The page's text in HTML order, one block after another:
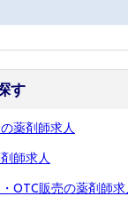
す
薬剤師求人
師求人
OTC販売の薬剤師求